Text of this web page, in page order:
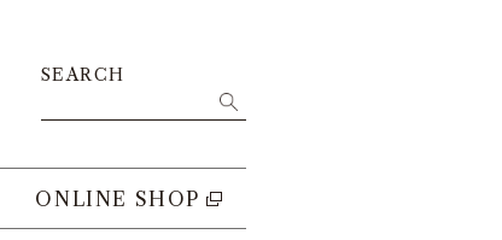
SEARCH
ONLINE SHOP